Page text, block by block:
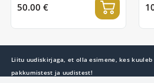
50.00 €
Liitu uudiskirjaga, et olla esimene, kes kuuleb
pakkumistest ja uudistest!